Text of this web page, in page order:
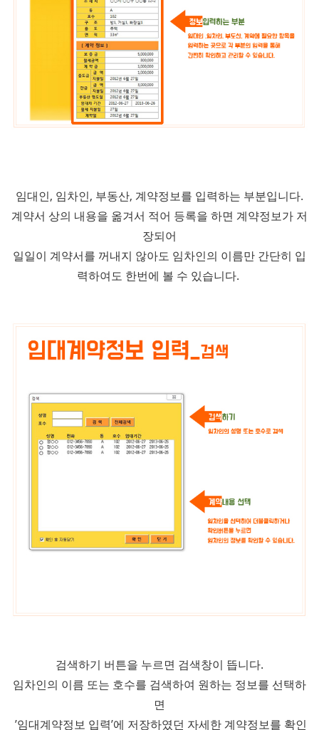
임대인, 임차인, 부동산, 계약정보를 입력하는 부분입니다.
계약서 상의 내용을 옮겨서 적어 등록을 하면 계약정보가 저
장되어
일일이 계약서를 꺼내지 않아도 임차인의 이름만 간단히 입
력하여도 한번에 볼 수 있습니다.
검색하기 버튼을 누르면 검색창이 뜹니다.
임차인의 이름 또는 호수를 검색하여 원하는 정보를 선택하
면
’임대계약정보 입력’에 저장하였던 자세한 계약정보를 확인